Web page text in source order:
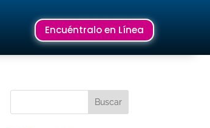
Encuéntralo en Línea